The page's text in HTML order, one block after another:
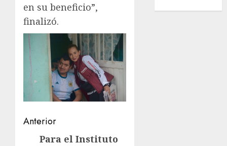
en su beneficio”,
finalizó.
Navegación
Anterior
Entrada
Para el Instituto